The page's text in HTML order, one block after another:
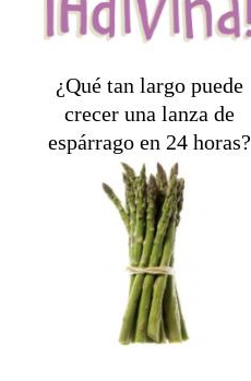
¿Qué tan largo puede
crecer una lanza de
espárrago en 24 horas?
¡10 pulgadas!